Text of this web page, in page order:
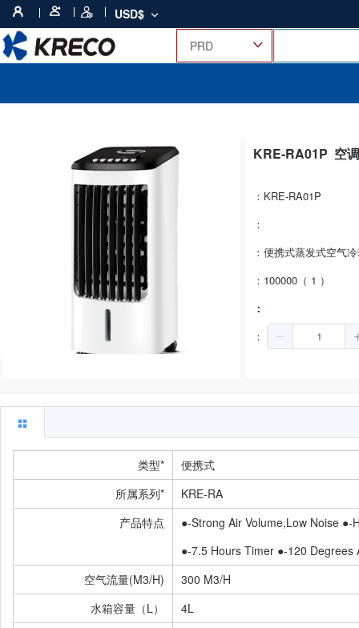
USD$
KRE-RA01P 空
：KRE-RA01P
：
：便携式蒸发式空气
：100000（ 1 ）
：
：
类型*
便携式
所属系列*
KRE-RA
产品特点
●-Strong Air Volume,low Noise ●-
●-7.5 Hours Timer ●-120
空气流量(m3/h)
300 M3/H
水箱容量（L）
4L